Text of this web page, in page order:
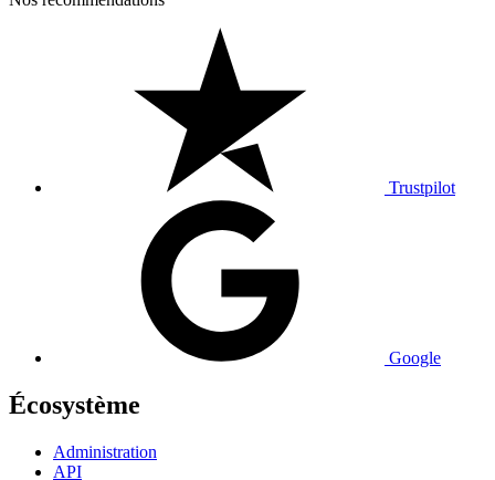
Trustpilot
Google
Écosystème
Administration
API